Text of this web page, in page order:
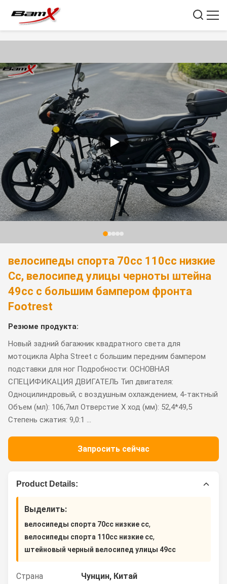
велосипеды спорта 70cc 110cc низкие
Cc, велосипед улицы черноты штейна
49cc с большим бампером фронта
Footrest
Резюме продукта:
Новый задний багажник квадратного света для
мотоцикла Alpha Street с большим передним бампером
подставки для ног Подробности: ОСНОВНАЯ
СПЕЦИФИКАЦИЯ ДВИГАТЕЛЬ Тип двигателя:
Одноцилиндровый, с воздушным охлаждением, 4-тактный
Объем (мл): 106,7мл Отверстие X ход ​​(мм): 52,4*49,5
Степень сжатия: 9,0:1 ...
Запросить сейчас
Product Details:
Выделить:
велосипеды спорта 70cc низкие cc,
велосипеды спорта 110cc низкие cc,
штейновый черный велосипед улицы 49cc
Страна
Чунцин, Китай